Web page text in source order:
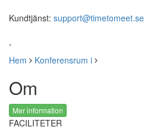
Kundtjänst: support@timetomeet.se
,
Hem
Konferensrum i
Om
Mer information
FACILITETER